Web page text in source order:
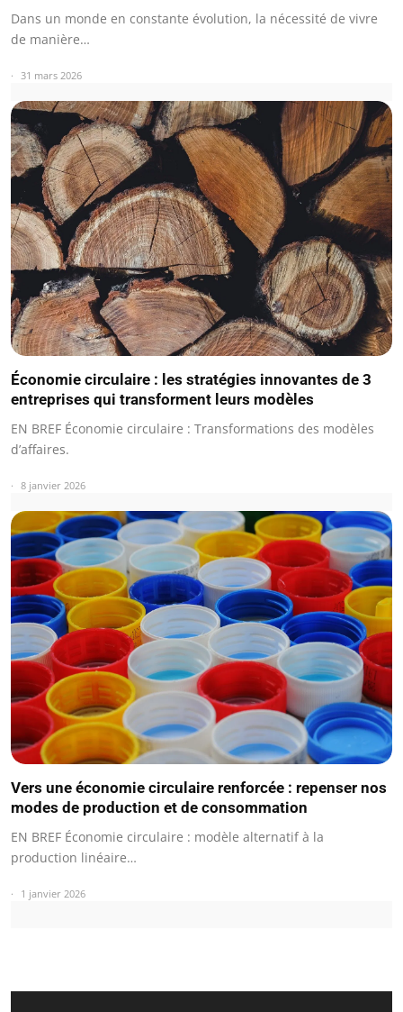
Dans un monde en constante évolution, la nécessité de vivre
de manière…
31 mars 2026
Économie circulaire : les stratégies innovantes de 3
entreprises qui transforment leurs modèles
EN BREF Économie circulaire : Transformations des modèles
d’affaires.
8 janvier 2026
Vers une économie circulaire renforcée : repenser nos
modes de production et de consommation
EN BREF Économie circulaire : modèle alternatif à la
production linéaire…
1 janvier 2026